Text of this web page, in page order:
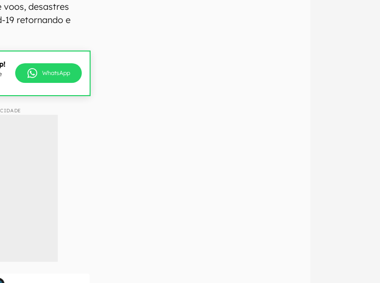
voos, desastres
19 retornando e
WhatsApp